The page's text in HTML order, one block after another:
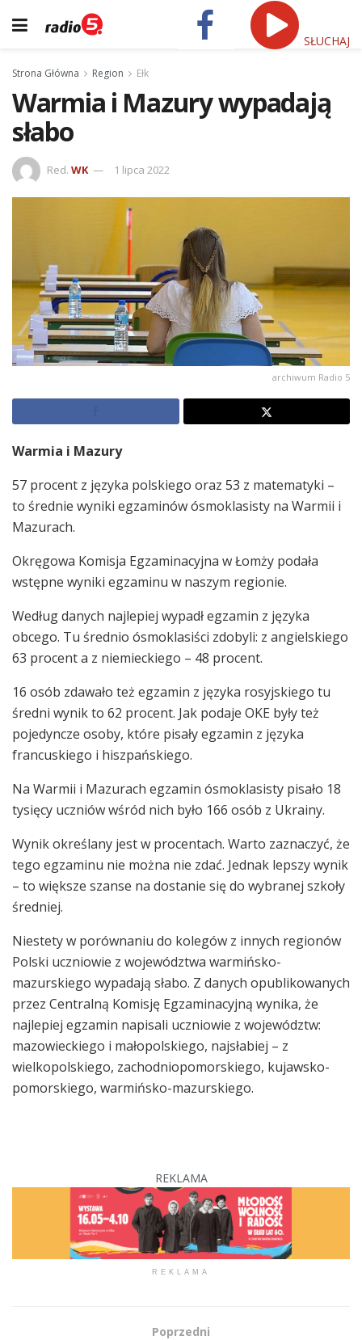
SŁUCHAJ
Strona Główna Region Ełk
Warmia i Mazury wypadają
słabo
Red. WK 1 lipca 2022
archiwum Radio 5
Warmia i Mazury
57 procent z języka polskiego oraz 53 z matematyki –
to średnie wyniki egzaminów ósmoklasisty na Warmii i
Mazurach.
Okręgowa Komisja Egzaminacyjna w Łomży podała
wstępne wyniki egzaminu w naszym regionie.
Według danych najlepiej wypadł egzamin z języka
obcego. Tu średnio ósmoklasiści zdobyli: z angielskiego
63 procent a z niemieckiego – 48 procent.
16 osób zdawało też egzamin z języka rosyjskiego tu
średni wynik to 62 procent. Jak podaje OKE były też
pojedyncze osoby, które pisały egzamin z języka
francuskiego i hiszpańskiego.
Na Warmii i Mazurach egzamin ósmoklasisty pisało 18
tysięcy uczniów wśród nich było 166 osób z Ukrainy.
Wynik określany jest w procentach. Warto zaznaczyć, że
tego egzaminu nie można nie zdać. Jednak lepszy wynik
– to większe szanse na dostanie się do wybranej szkoły
średniej.
Niestety w porównaniu do kolegów z innych regionów
Polski uczniowie z województwa warmińsko-
mazurskiego wypadają słabo. Z danych opublikowanych
przez Centralną Komisję Egzaminacyjną wynika, że
najlepiej egzamin napisali uczniowie z województw:
mazowieckiego i małopolskiego, najsłabiej – z
wielkopolskiego, zachodniopomorskiego, kujawsko-
pomorskiego, warmińsko-mazurskiego.
REKLAMA
REKLAMA
Poprzedni